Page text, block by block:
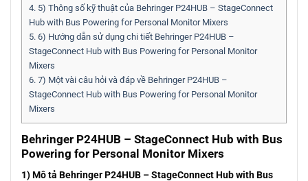
4. 5) Thông số kỹ thuật của Behringer P24HUB – StageConnect
Hub with Bus Powering for Personal Monitor Mixers
5. 6) Hướng dẫn sử dụng chi tiết Behringer P24HUB –
StageConnect Hub with Bus Powering for Personal Monitor
Mixers
6. 7) Một vài câu hỏi và đáp về Behringer P24HUB –
StageConnect Hub with Bus Powering for Personal Monitor
Mixers
Behringer P24HUB – StageConnect Hub with Bus
Powering for Personal Monitor Mixers
1) Mô tả Behringer P24HUB – StageConnect Hub with Bus